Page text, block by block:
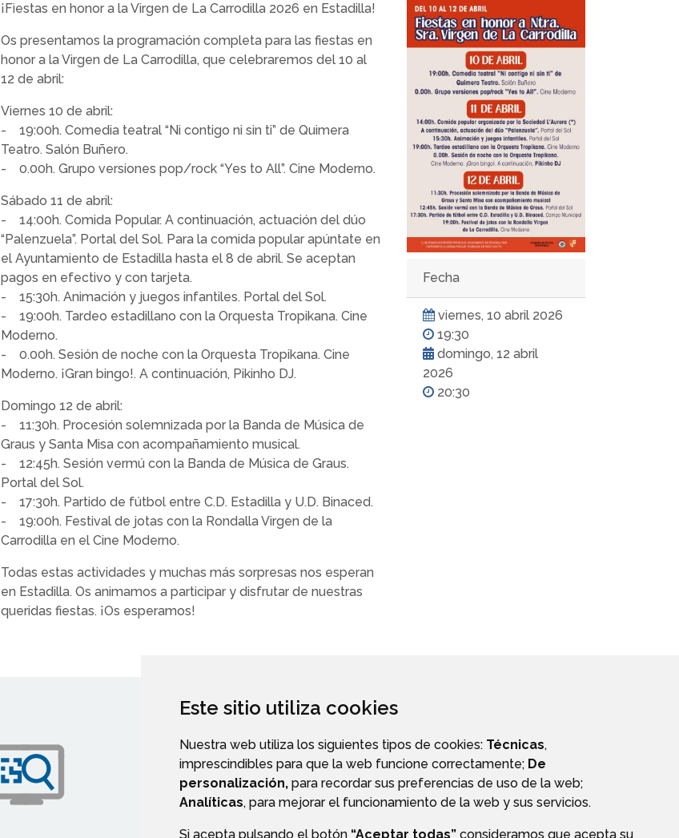
Este sitio utiliza cookies
Nuestra web utiliza los siguientes tipos de cookies: Técnicas,
imprescindibles para que la web funcione correctamente; De
personalización, para recordar sus preferencias de uso de la web;
Analíticas, para mejorar el funcionamiento de la web y sus servicios.
Si acepta pulsando el botón “Aceptar todas” consideramos que acepta su
¡Fiestas en honor a la Virgen de La Carrodilla 2026 en Estadilla!
Os presentamos la programación completa para las fiestas en
honor a la Virgen de La Carrodilla, que celebraremos del 10 al
12 de abril:
Viernes 10 de abril:
- 19:00h. Comedia teatral “Ni contigo ni sin ti” de Quimera
Teatro. Salón Buñero.
- 0.00h. Grupo versiones pop/rock “Yes to All”. Cine Moderno.
Sábado 11 de abril:
- 14:00h. Comida Popular. A continuación, actuación del dúo
“Palenzuela”. Portal del Sol. Para la comida popular apúntate en
el Ayuntamiento de Estadilla hasta el 8 de abril. Se aceptan
pagos en efectivo y con tarjeta.
- 15:30h. Animación y juegos infantiles. Portal del Sol.
- 19:00h. Tardeo estadillano con la Orquesta Tropikana. Cine
Moderno.
- 0.00h. Sesión de noche con la Orquesta Tropikana. Cine
Moderno. ¡Gran bingo!. A continuación, Pikinho DJ.
Domingo 12 de abril:
- 11:30h. Procesión solemnizada por la Banda de Música de
Graus y Santa Misa con acompañamiento musical.
- 12:45h. Sesión vermú con la Banda de Música de Graus.
Portal del Sol.
- 17:30h. Partido de fútbol entre C.D. Estadilla y U.D. Binaced.
- 19:00h. Festival de jotas con la Rondalla Virgen de la
Carrodilla en el Cine Moderno.
Todas estas actividades y muchas más sorpresas nos esperan
en Estadilla. Os animamos a participar y disfrutar de nuestras
queridas fiestas. ¡Os esperamos!
Fecha
viernes, 10 abril 2026
19:30
domingo, 12 abril
2026
20:30